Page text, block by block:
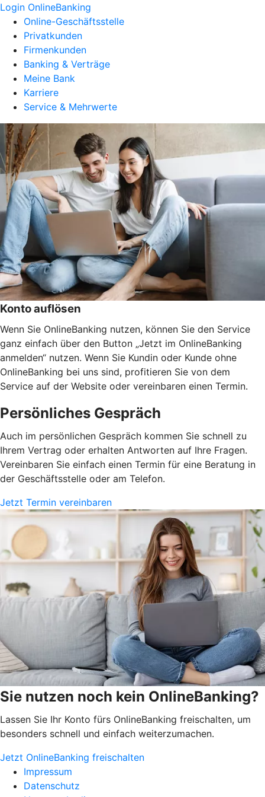
Login OnlineBanking
Online-Geschäftsstelle
Privatkunden
Firmenkunden
Banking & Verträge
Meine Bank
Karriere
Service & Mehrwerte
Konto auflösen
Wenn Sie OnlineBanking nutzen, können Sie den Service
ganz einfach über den Button „Jetzt im OnlineBanking
anmelden“ nutzen. Wenn Sie Kundin oder Kunde ohne
OnlineBanking bei uns sind, profitieren Sie von dem
Service auf der Website oder vereinbaren einen Termin.
Persönliches Gespräch
Auch im persönlichen Gespräch kommen Sie schnell zu
Ihrem Vertrag oder erhalten Antworten auf Ihre Fragen.
Vereinbaren Sie einfach einen Termin für eine Beratung in
der Geschäftsstelle oder am Telefon.
Jetzt Termin vereinbaren
Sie nutzen noch kein OnlineBanking?
Lassen Sie Ihr Konto fürs OnlineBanking freischalten, um
besonders schnell und einfach weiterzumachen.
Jetzt OnlineBanking freischalten
Impressum
Datenschutz